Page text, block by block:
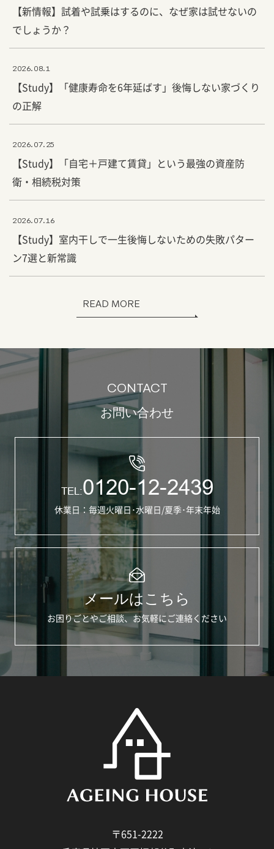
【新情報】試着や試乗はするのに、なぜ家は試せないの
でしょうか？
2026.08.1
【Study】「健康寿命を6年延ばす」後悔しない家づくり
の正解
2026.07.25
【Study】「自宅＋戸建て賃貸」という最強の資産防
衛・相続税対策
2026.07.16
【Study】室内干しで一生後悔しないための失敗パター
ン7選と新常識
READ MORE
CONTACT
お問い合わせ
TEL:0120-12-2439
休業日：毎週火曜日･水曜日/夏季･年末年始
メールはこちら
お困りごとやご相談、お気軽にご連絡ください
〒651-2222